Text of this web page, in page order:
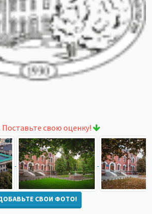
Поставьте свою оценку!
СВОИ ФОТО!